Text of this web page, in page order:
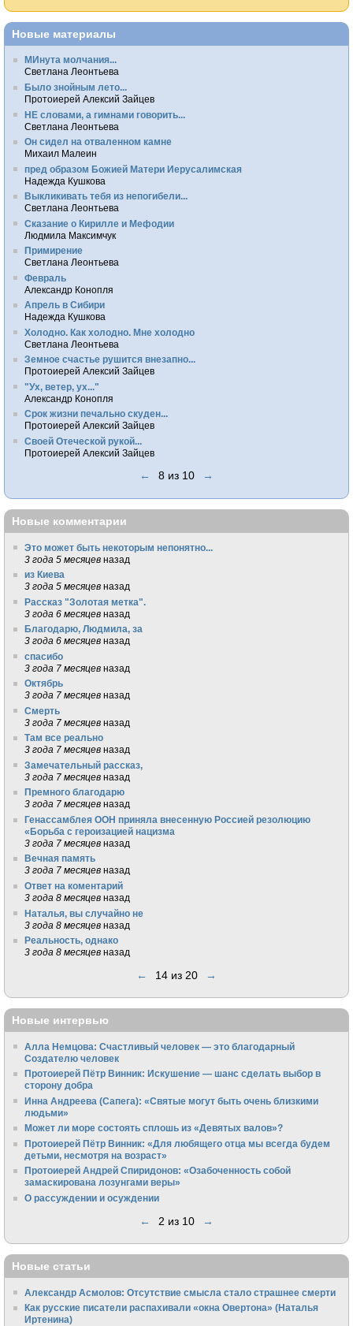
Новые материалы
МИнута молчания...
Светлана Леонтьева
Было знойным лето...
Протоиерей Алексий Зайцев
НЕ словами, а гимнами говорить...
Светлана Леонтьева
Он сидел на отваленном камне
Михаил Малеин
пред образом Божией Матери Иерусалимская
Надежда Кушкова
Выкликивать тебя из непогибели...
Светлана Леонтьева
Сказание о Кирилле и Мефодии
Людмила Максимчук
Примирение
Светлана Леонтьева
Февраль
Александр Конопля
Апрель в Сибири
Надежда Кушкова
Холодно. Как холодно. Мне холодно
Светлана Леонтьева
Земное счастье рушится внезапно...
Протоиерей Алексий Зайцев
"Ух, ветер, ух..."
Александр Конопля
Срок жизни печально скуден...
Протоиерей Алексий Зайцев
Своей Отеческой рукой...
Протоиерей Алексий Зайцев
← 8 из 10 →
Новые комментарии
Это может быть некоторым непонятно...
3 года 5 месяцев назад
из Киева
3 года 5 месяцев назад
Рассказ "Золотая метка".
3 года 6 месяцев назад
Благодарю, Людмила, за
3 года 6 месяцев назад
спасибо
3 года 7 месяцев назад
Октябрь
3 года 7 месяцев назад
Смерть
3 года 7 месяцев назад
Там все реально
3 года 7 месяцев назад
Замечательный рассказ,
3 года 7 месяцев назад
Премного благодарю
3 года 7 месяцев назад
Генассамблея ООН приняла внесенную Россией резолюцию
«Борьба с героизацией нацизма
3 года 7 месяцев назад
Вечная память
3 года 7 месяцев назад
Ответ на коментарий
3 года 8 месяцев назад
Наталья, вы случайно не
3 года 8 месяцев назад
Реальность, однако
3 года 8 месяцев назад
← 14 из 20 →
Новые интервью
Алла Немцова: Счастливый человек — это благодарный
Создателю человек
Протоиерей Пётр Винник: Искушение — шанс сделать выбор в
сторону добра
Инна Андреева (Сапега): «Святые могут быть очень близкими
людьми»
Может ли море состоять сплошь из «Девятых валов»?
Протоиерей Пётр Винник: «Для любящего отца мы всегда будем
детьми, несмотря на возраст»
Протоиерей Андрей Спиридонов: «Озабоченность собой
замаскирована лозунгами веры»
О рассуждении и осуждении
← 2 из 10 →
Новые статьи
Александр Асмолов: Отсутствие смысла стало страшнее смерти
Как русские писатели распахивали «окна Овертона» (Наталья
Иртенина)